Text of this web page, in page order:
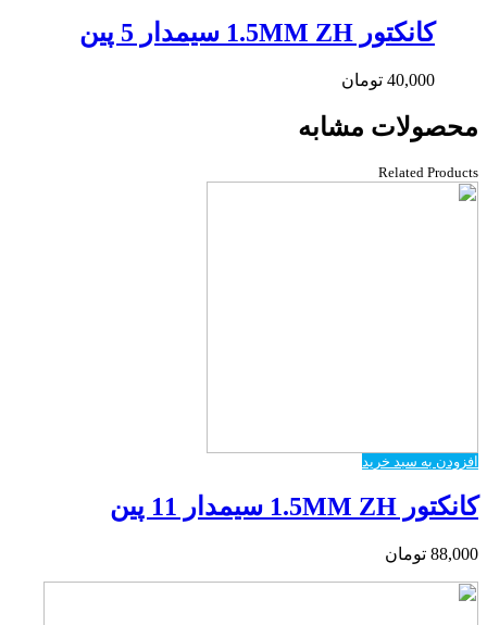
کانکتور 1.5MM ZH سیمدار 5 پین
40,000 تومان
محصولات مشابه
Related Products
افزودن به سبد خرید
کانکتور 1.5MM ZH سیمدار 11 پین
88,000 تومان